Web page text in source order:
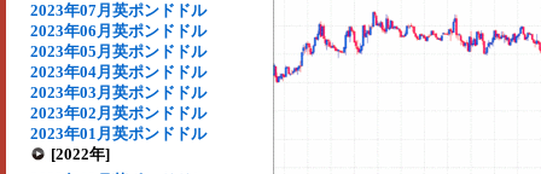
2023年07月英ポンドドル
2023年06月英ポンドドル
2023年05月英ポンドドル
2023年04月英ポンドドル
2023年03月英ポンドドル
2023年02月英ポンドドル
2023年01月英ポンドドル
[2022年]